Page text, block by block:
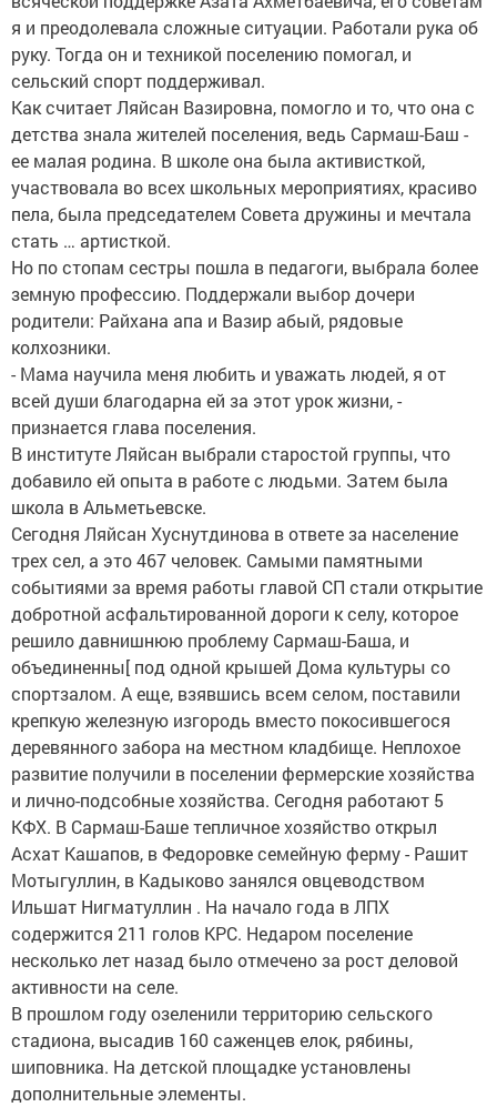
я и преодолевала сложные ситуации. Работали рука об
руку. Тогда он и техникой поселению помогал, и
сельский спорт поддерживал.
Как считает Ляйсан Вазировна, помогло и то, что она с
детства знала жителей поселения, ведь Сармаш-Баш -
ее малая родина. В школе она была активисткой,
участвовала во всех школьных мероприятиях, красиво
пела, была председателем Совета дружины и мечтала
стать … артисткой.
Но по стопам сестры пошла в педагоги, выбрала более
земную профессию. Поддержали выбор дочери
родители: Райхана апа и Вазир абый, рядовые
колхозники.
- Мама научила меня любить и уважать людей, я от
всей души благодарна ей за этот урок жизни, -
признается глава поселения.
В институте Ляйсан выбрали старостой группы, что
добавило ей опыта в работе с людьми. Затем была
школа в Альметьевске.
Сегодня Ляйсан Хуснутдинова в ответе за население
трех сел, а это 467 человек. Самыми памятными
событиями за время работы главой СП стали открытие
добротной асфальтированной дороги к селу, которое
решило давнишнюю проблему Сармаш-Баша, и
объединенны[ под одной крышей Дома культуры со
спортзалом. А еще, взявшись всем селом, поставили
крепкую железную изгородь вместо покосившегося
деревянного забора на местном кладбище. Неплохое
развитие получили в поселении фермерские хозяйства
и лично-подсобные хозяйства. Сегодня работают 5
КФХ. В Сармаш-Баше тепличное хозяйство открыл
Асхат Кашапов, в Федоровке семейную ферму - Рашит
Мотыгуллин, в Кадыково занялся овцеводством
Ильшат Нигматуллин . На начало года в ЛПХ
содержится 211 голов КРС. Недаром поселение
несколько лет назад было отмечено за рост деловой
активности на селе.
В прошлом году озеленили территорию сельского
стадиона, высадив 160 саженцев елок, рябины,
шиповника. На детской площадке установлены
дополнительные элементы.